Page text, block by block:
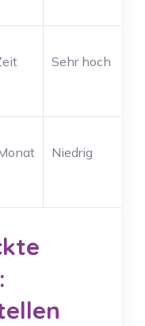
Sehr hoch
Niedrig